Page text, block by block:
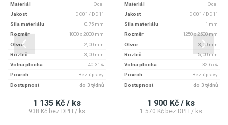
Materiál
Ocel
Jakost
DC01 / DD11
Síla materiálu
0.75 mm
Rozměr
1000 x 2000 mm
Otvor
2, 00 mm
Rozteč
3, 00 mm
Volná plocha
40.31 %
Povrch
Bez úpravy
Dostupnost
do 3 týdnů
1 135 Kč / ks
938 Kč bez DPH / ks
Materiál
Ocel
Jakost
DC01 / DD11
Síla materiálu
1 mm
Rozměr
1250 x 2500 mm
Otvor
3, 00 mm
Rozteč
5, 00 mm
Volná plocha
32.65 %
Povrch
Bez úpravy
Dostupnost
do 3 týdnů
1 900 Kč / ks
1 570 Kč bez DPH / ks